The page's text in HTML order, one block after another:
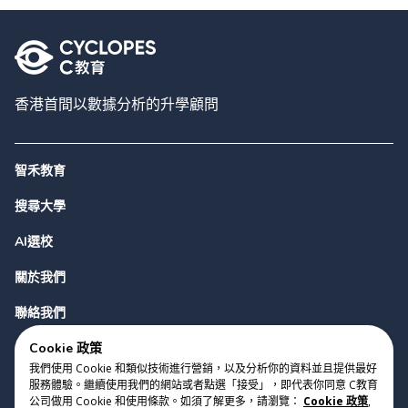
香港首間以數據分析的升學顧問
智禾教育
搜尋大學
AI選校
關於我們
聯絡我們
Cookie 政策
我們使用 Cookie 和類似技術進行營銷，以及分析你的資料並且提供最好
服務體驗。繼續使用我們的網站或者點選「接受」，即代表你同意 C教育
公司做用 Cookie 和使用條款。如須了解更多，請瀏覽： Cookie 政策,